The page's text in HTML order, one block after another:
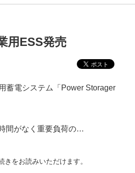
用ESS発売
蓄電システム「Power Storager
間がなく重要負荷の…
きをお読みいただけます。